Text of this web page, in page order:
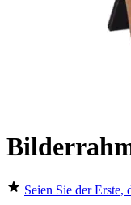
Seien Sie der Erste,